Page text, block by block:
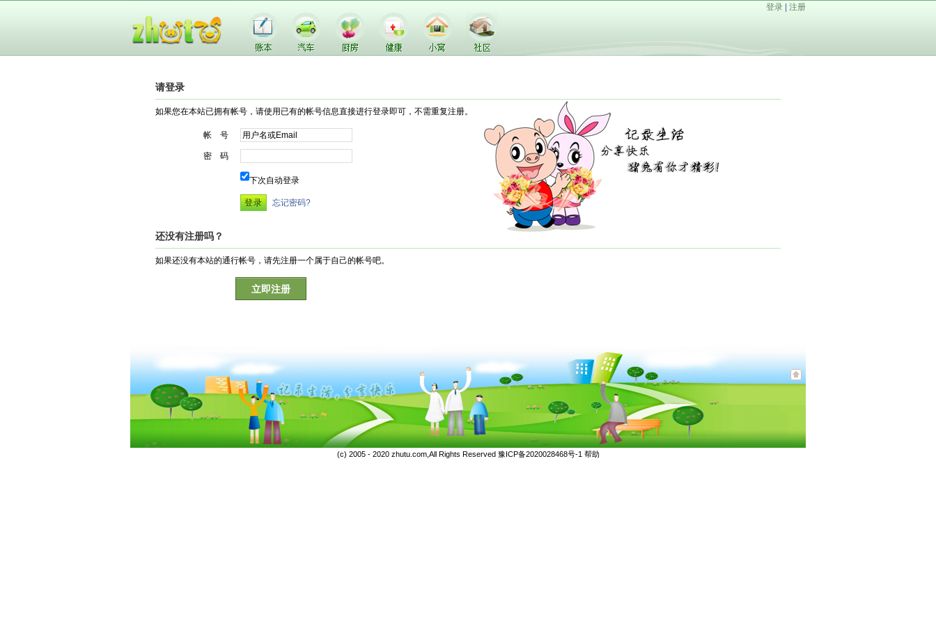
登录 注册
请登录
如果您在本站已拥有帐号，请使用已有的帐号信息直接进行登录即可，不需重复注册。
帐 号
密 码
下次自动登录
忘记密码?
还没有注册吗？
如果还没有本站的通行帐号，请先注册一个属于自己的帐号吧。
立即注册
(c) 2005 - 2020 zhutu.com,All Rights Reserved 豫ICP备2020028468号-1 帮助